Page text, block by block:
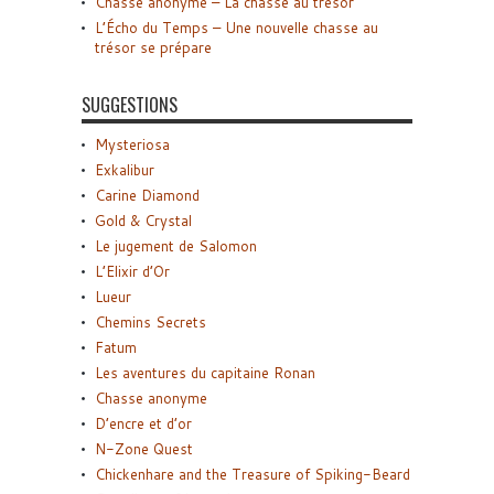
L’Écho du Temps – Une nouvelle chasse au
trésor se prépare
SUGGESTIONS
Mysteriosa
Exkalibur
Carine Diamond
Gold & Crystal
Le jugement de Salomon
L’Elixir d’Or
Lueur
Chemins Secrets
Fatum
Les aventures du capitaine Ronan
Chasse anonyme
D’encre et d’or
N-Zone Quest
Chickenhare and the Treasure of Spiking-Beard